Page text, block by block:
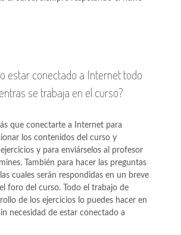
estar conectado a Internet todo
se trabaja en el curso?
que conectarte a Internet para
los contenidos del curso y
y para enviárselos al profesor
También para hacer las preguntas
cuales serán respondidas en un breve
foro del curso. Todo el trabajo de
de los ejercicios lo puedes hacer en
necesidad de estar conectado a